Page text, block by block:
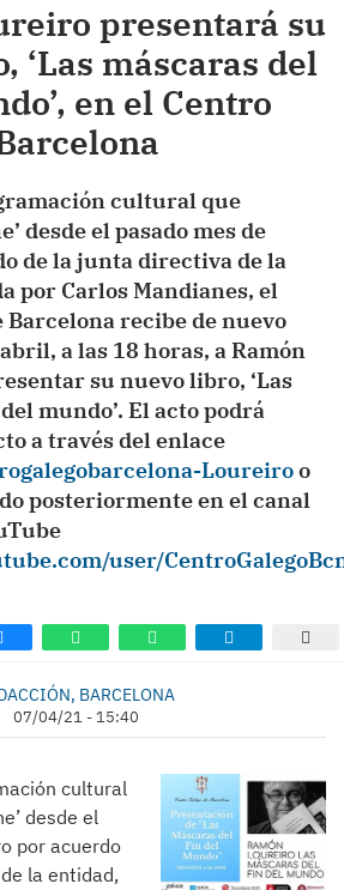
presentará su
‘Las máscaras del
en el Centro
cultural que
desde el pasado mes de
de la junta directiva de la
por Carlos Mandianes, el
Barcelona recibe de nuevo
a las 18 horas, a Ramón
su nuevo libro, ‘Las
mundo’. El acto podrá
a través del enlace
Loureiroo
posteriormente en el canal
user/
BARCELONA
07/04/21 - 15:40
cultural
desde el
por acuerdo
la entidad,